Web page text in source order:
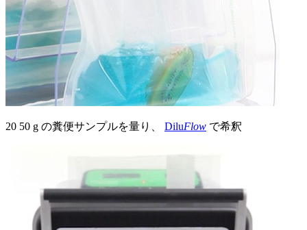
20 50 g の糞便サンプルを量り、 DiluFlow で希釈